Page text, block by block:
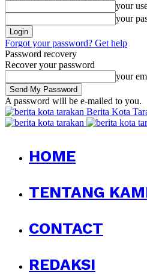
your
your
Forgot your password? Get help
Password recovery
Recover your password
your
A password will be e-mailed to you.
Berita Kota
HOME
TENTANG
CONTACT
REDAKSI